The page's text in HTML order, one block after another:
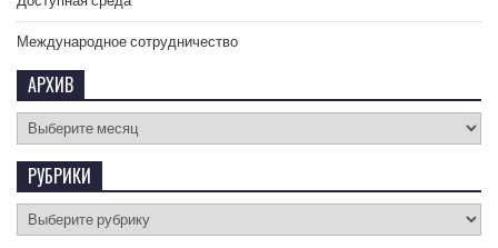
Международное сотрудничество
АРХИВ
РУБРИКИ